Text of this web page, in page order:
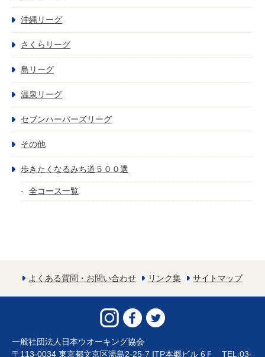
沖縄リーグ
さくらリーグ
島リーグ
温泉リーグ
セブンハーバーズリーグ
その他
歩きたくなるみち道５００選
全コース一覧
よくある質問・お問い合わせ リンク集 サイトマップ
一般社団法人日本ウオーキング協会
〒113-0034 東京都文京区湯島2-25-7 ITP本郷ビル 6Ｆ TEL:03-